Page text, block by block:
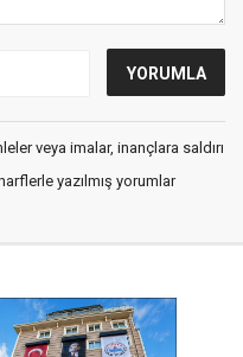
veya imalar, inançlara saldırı
yazılmış yorumlar